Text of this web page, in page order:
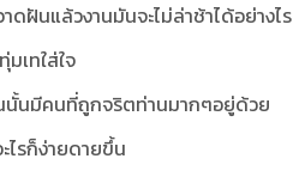
ฝันแล้วงานมันจะไม่ล่าช้าได้อย่างไร
เทใส่ใจ
นั้นมีคนที่ถูกจริตท่านมากๆอยู่ด้วย
รก็ง่ายดายขึ้น